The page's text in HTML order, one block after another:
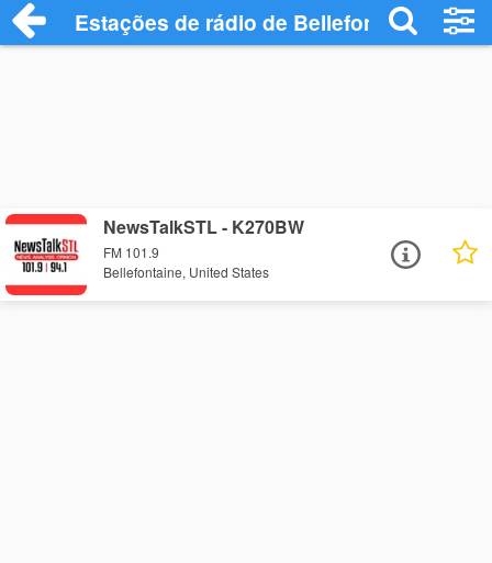
Estações de rádio de Bellefontaine -
NewsTalkSTL - K270BW
FM 101.9
Bellefontaine, United States